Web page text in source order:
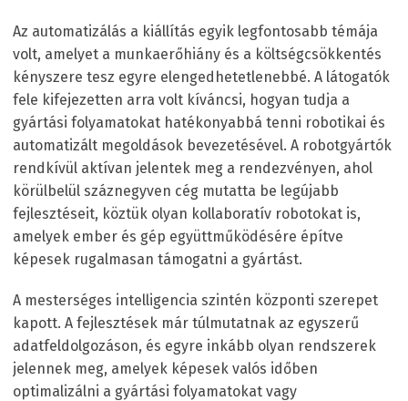
Az automatizálás a kiállítás egyik legfontosabb témája
volt, amelyet a munkaerőhiány és a költségcsökkentés
kényszere tesz egyre elengedhetetlenebbé. A látogatók
fele kifejezetten arra volt kíváncsi, hogyan tudja a
gyártási folyamatokat hatékonyabbá tenni robotikai és
automatizált megoldások bevezetésével. A robotgyártók
rendkívül aktívan jelentek meg a rendezvényen, ahol
körülbelül száznegyven cég mutatta be legújabb
fejlesztéseit, köztük olyan kollaboratív robotokat is,
amelyek ember és gép együttműködésére építve
képesek rugalmasan támogatni a gyártást.
A mesterséges intelligencia szintén központi szerepet
kapott. A fejlesztések már túlmutatnak az egyszerű
adatfeldolgozáson, és egyre inkább olyan rendszerek
jelennek meg, amelyek képesek valós időben
optimalizálni a gyártási folyamatokat vagy